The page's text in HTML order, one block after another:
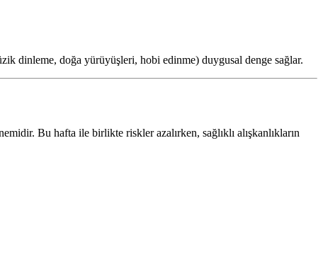
dinleme, doğa yürüyüşleri, hobi edinme) duygusal denge sağlar.
Bu hafta ile birlikte riskler azalırken, sağlıklı alışkanlıkların